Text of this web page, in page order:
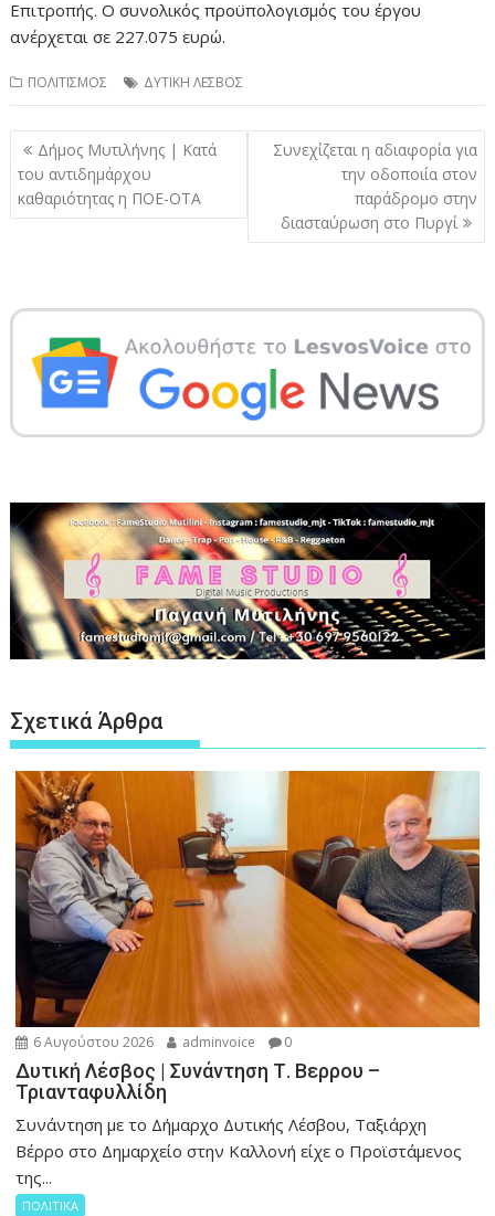
Επιτροπής. Ο συνολικός προϋπολογισμός του έργου
ανέρχεται σε 227.075 ευρώ.
ΠΟΛΙΤΙΣΜΟΣ ΔΥΤΙΚΗ ΛΕΣΒΟΣ
Πλοήγηση
άρθρων
Δήμος Μυτιλήνης | Κατά
του αντιδημάρχου
καθαριότητας η ΠΟΕ-ΟΤΑ
Συνεχίζεται η αδιαφορία για
την οδοποιία στον
παράδρομο στην
διασταύρωση στο Πυργί
Σχετικά Άρθρα
6 Αυγούστου 2026 adminvoice 0
Δυτική Λέσβος | Συνάντηση Τ. Βερρου –
Τριανταφυλλίδη
Συνάντηση με το Δήμαρχο Δυτικής Λέσβου, Ταξιάρχη
Βέρρο στο Δημαρχείο στην Καλλονή είχε ο Προϊστάμενος
της...
ΠΟΛΙΤΙΚΑ